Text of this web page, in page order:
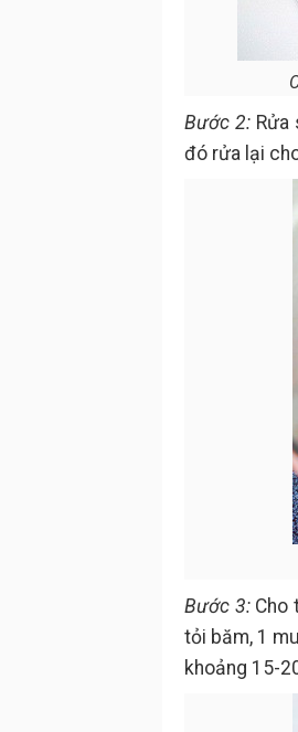
Bước 2:
đó rửa lại
Bước 3:Cho
tỏi băm, 1
khoảng 15-